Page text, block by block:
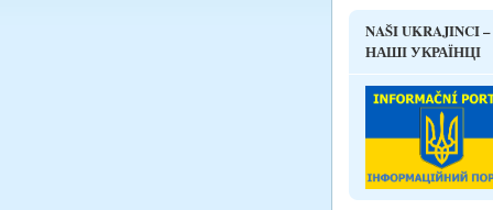
NAŠI UKRAJINCI –
НАШІ УКРАЇНЦІ